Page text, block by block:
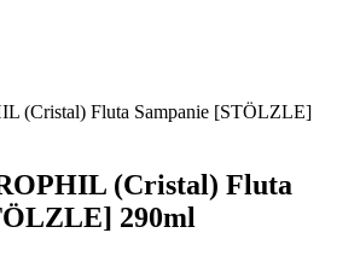
(Cristal) Fluta
290ml